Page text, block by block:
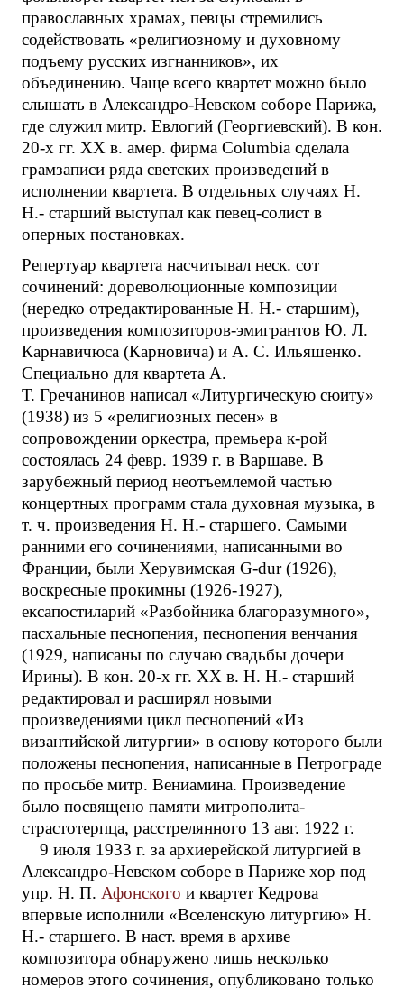
православных храмах, певцы стремились
содействовать «религиозному и духовному
подъему русских изгнанников», их
объединению. Чаще всего квартет можно было
слышать в Александро-Невском соборе Парижа,
где служил митр. Евлогий (Георгиевский). В кон.
20-х гг. XX в. амер. фирма Columbia сделала
грамзаписи ряда светских произведений в
исполнении квартета. В отдельных случаях Н.
Н.- старший выступал как певец-солист в
оперных постановках.
Репертуар квартета насчитывал неск. сот
сочинений: дореволюционные композиции
(нередко отредактированные Н. Н.- старшим),
произведения композиторов-эмигрантов Ю. Л.
Карнавичюса (Карновича) и А. С. Ильяшенко.
Специально для квартета А.
Т. Гречанинов написал «Литургическую сюиту»
(1938) из 5 «религиозных песен» в
сопровождении оркестра, премьера к-рой
состоялась 24 февр. 1939 г. в Варшаве. В
зарубежный период неотъемлемой частью
концертных программ стала духовная музыка, в
т. ч. произведения Н. Н.- старшего. Самыми
ранними его сочинениями, написанными во
Франции, были Херувимская G-dur (1926),
воскресные прокимны (1926-1927),
ексапостиларий «Разбойника благоразумного»,
пасхальные песнопения, песнопения венчания
(1929, написаны по случаю свадьбы дочери
Ирины). В кон. 20-х гг. XX в. Н. Н.- старший
редактировал и расширял новыми
произведениями цикл песнопений «Из
византийской литургии» в основу которого были
положены песнопения, написанные в Петрограде
по просьбе митр. Вениамина. Произведение
было посвящено памяти митрополита-
страстотерпца, расстрелянного 13 авг. 1922 г.
9 июля 1933 г. за архиерейской литургией в
Александро-Невском соборе в Париже хор под
упр. Н. П. Афонского и квартет Кедрова
впервые исполнили «Вселенскую литургию» Н.
Н.- старшего. В наст. время в архиве
композитора обнаружено лишь несколько
номеров этого сочинения, опубликовано только